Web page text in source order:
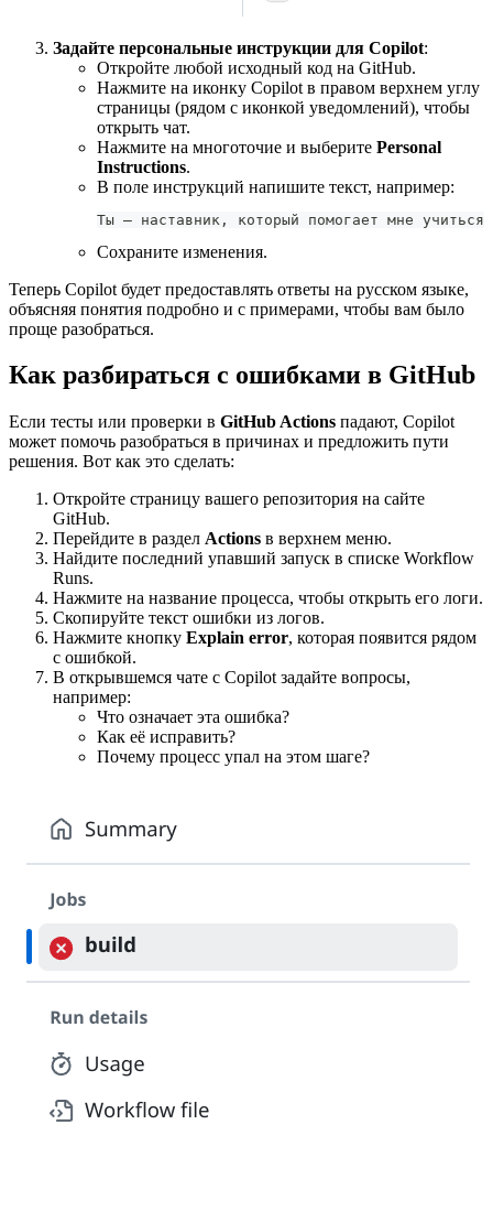
Задайте персональные инструкции для Copilot:
Откройте любой исходный код на GitHub.
Нажмите на иконку Copilot в правом верхнем углу
страницы (рядом с иконкой уведомлений), чтобы
открыть чат.
Нажмите на многоточие и выберите Personal
Instructions.
В поле инструкций напишите текст, например:
Ты — наставник, который помогает мне
Сохраните изменения.
Теперь Copilot будет предоставлять ответы на русском языке,
объясняя понятия подробно и с примерами, чтобы вам было
проще разобраться.
Как разбираться с ошибками в GitHub
Если тесты или проверки в GitHub Actions падают, Copilot
может помочь разобраться в причинах и предложить пути
решения. Вот как это сделать:
Откройте страницу вашего репозитория на сайте
GitHub.
Перейдите в раздел Actions в верхнем меню.
Найдите последний упавший запуск в списке Workflow
Runs.
Нажмите на название процесса, чтобы открыть его логи.
Скопируйте текст ошибки из логов.
Нажмите кнопку Explain error, которая появится рядом
с ошибкой.
В открывшемся чате с Copilot задайте вопросы,
например:
Что означает эта ошибка?
Как её исправить?
Почему процесс упал на этом шаге?